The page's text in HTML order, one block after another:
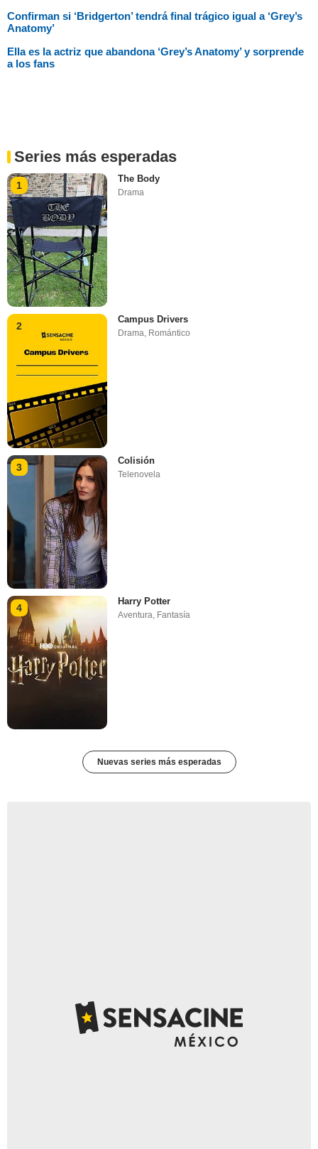
Confirman si ‘Bridgerton’ tendrá final trágico igual a ‘Grey’s
Anatomy’
Ella es la actriz que abandona ‘Grey’s Anatomy’ y sorprende
a los fans
Series más esperadas
1
The Body
Drama
2
Campus Drivers
Drama, Romántico
3
Colisión
Telenovela
4
Harry Potter
Aventura, Fantasía
Nuevas series más esperadas